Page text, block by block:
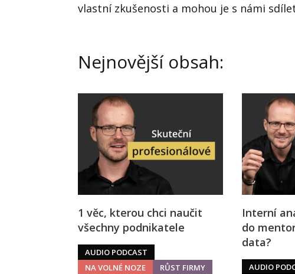
vlastní zkušenosti a mohou je s námi
Nejnovější obsah:
1 věc, kterou chci naučit
všechny podnikatele
AUDIO PODCAST
NA VOLNÉ NOZE
RŮST FIRMY
Interní
do
data?
AUDIO